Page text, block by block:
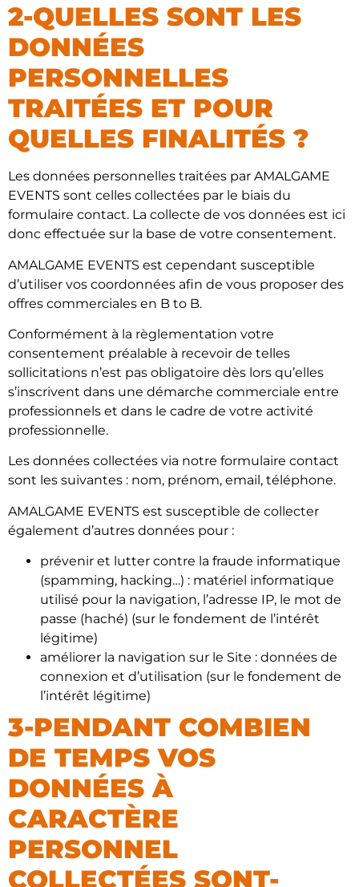
2-QUELLES SONT LES
DONNÉES
PERSONNELLES
TRAITÉES ET POUR
QUELLES FINALITÉS ?
Les données personnelles traitées par AMALGAME
EVENTS sont celles collectées par le biais du
formulaire contact. La collecte de vos données est ici
donc effectuée sur la base de votre consentement.
AMALGAME EVENTS est cependant susceptible
d’utiliser vos coordonnées afin de vous proposer des
offres commerciales en B to B.
Conformément à la règlementation votre
consentement préalable à recevoir de telles
sollicitations n’est pas obligatoire dès lors qu’elles
s’inscrivent dans une démarche commerciale entre
professionnels et dans le cadre de votre activité
professionnelle.
Les données collectées via notre formulaire contact
sont les suivantes : nom, prénom, email, téléphone.
AMALGAME EVENTS est susceptible de collecter
également d’autres données pour :
prévenir et lutter contre la fraude informatique
(spamming, hacking…) : matériel informatique
utilisé pour la navigation, l’adresse IP, le mot de
passe (haché) (sur le fondement de l’intérêt
légitime)
améliorer la navigation sur le Site : données de
connexion et d’utilisation (sur le fondement de
l’intérêt légitime)
3-PENDANT COMBIEN
DE TEMPS VOS
DONNÉES À
CARACTÈRE
PERSONNEL
COLLECTÉES SONT-